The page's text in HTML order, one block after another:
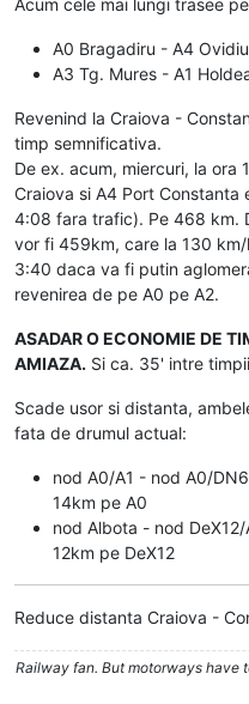
A0 Bragadiru - A4
A3 Tg. Mures - A1
Revenind la Craiova -
timp semnificativa.
De ex. acum, miercuri, la ora
Craiova si A4 Port
4:08 fara trafic). Pe 468 km.
vor fi 459km, care la 130
3:40 daca va fi putin
revenirea de pe A0 pe A2.
ASADAR O ECONOMIE DE
AMIAZA. Si ca. 35' intre
Scade usor si distanta,
fata de drumul actual:
nod A0/A1 - nod A0/
14km pe A0
nod Albota - nod
12km pe DeX12
Reduce distanta Craiova -
Railway fan. But motorways have